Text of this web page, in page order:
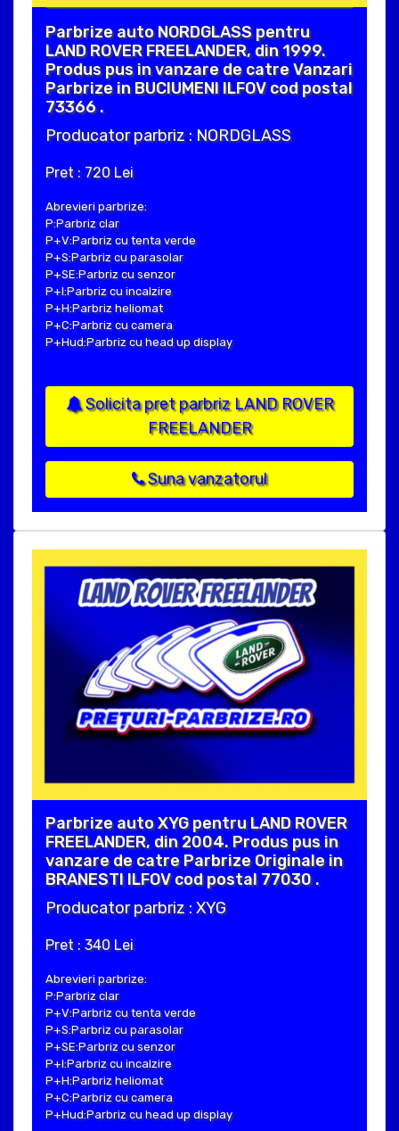
Parbrize auto NORDGLASS pentru
LAND ROVER FREELANDER, din 1999.
Produs pus in vanzare de catre Vanzari
Parbrize in BUCIUMENI ILFOV cod postal
73366 .
Producator parbriz : NORDGLASS
Pret : 720 Lei
Abrevieri parbrize:
P:Parbriz clar
P+V:Parbriz cu tenta verde
P+S:Parbriz cu parasolar
P+SE:Parbriz cu senzor
P+I:Parbriz cu incalzire
P+H:Parbriz heliomat
P+C:Parbriz cu camera
P+Hud:Parbriz cu head up display
Solicita pret parbriz LAND ROVER
FREELANDER
Suna vanzatorul
Parbrize auto XYG pentru LAND ROVER
FREELANDER, din 2004. Produs pus in
vanzare de catre Parbrize Originale in
BRANESTI ILFOV cod postal 77030 .
Producator parbriz : XYG
Pret : 340 Lei
Abrevieri parbrize:
P:Parbriz clar
P+V:Parbriz cu tenta verde
P+S:Parbriz cu parasolar
P+SE:Parbriz cu senzor
P+I:Parbriz cu incalzire
P+H:Parbriz heliomat
P+C:Parbriz cu camera
P+Hud:Parbriz cu head up display